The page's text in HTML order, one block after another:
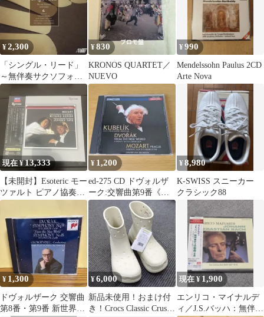
¥2,300
「シングル・リード」
～無伴奏サクソフォン
作品集
¥830
KRONOS QUARTET／
NUEVO
¥990
Mendelssohn Paulus 2CD
Arte Nova
現在 ¥13,333
【未開封】Esoteric モー
ツァルト ピアノ協奏曲
内田光子 SACD
¥ 1,200
ed-275 CD ドヴォルザ
ーク:交響曲第9番《新
世界より》●クーベリッ
¥8,980
K-SWISS スニーカー
クラシック88
¥ 1,300
ドヴォルザーク 交響曲
第8番・第9番 新世界よ
¥6,000
新品未使用！おまけ付
き！Crocs Classic Crush
現在 ¥ 1,900
エンリコ・マイナルデ
ィ／J.S.バッハ：無伴奏